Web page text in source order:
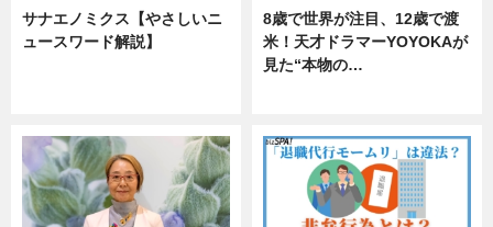
サナエノミクス【やさしいニ
ュースワード解説】
8歳で世界が注目、12歳で渡
米！天才ドラマーYOYOKAが
見た“本物の…